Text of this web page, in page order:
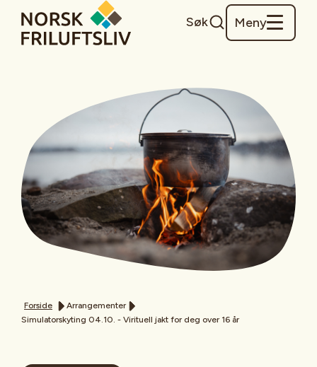
Søk Meny
Forside
Arrangementer
Simulatorskyting 04.10. - Virituell jakt for deg over 16 år